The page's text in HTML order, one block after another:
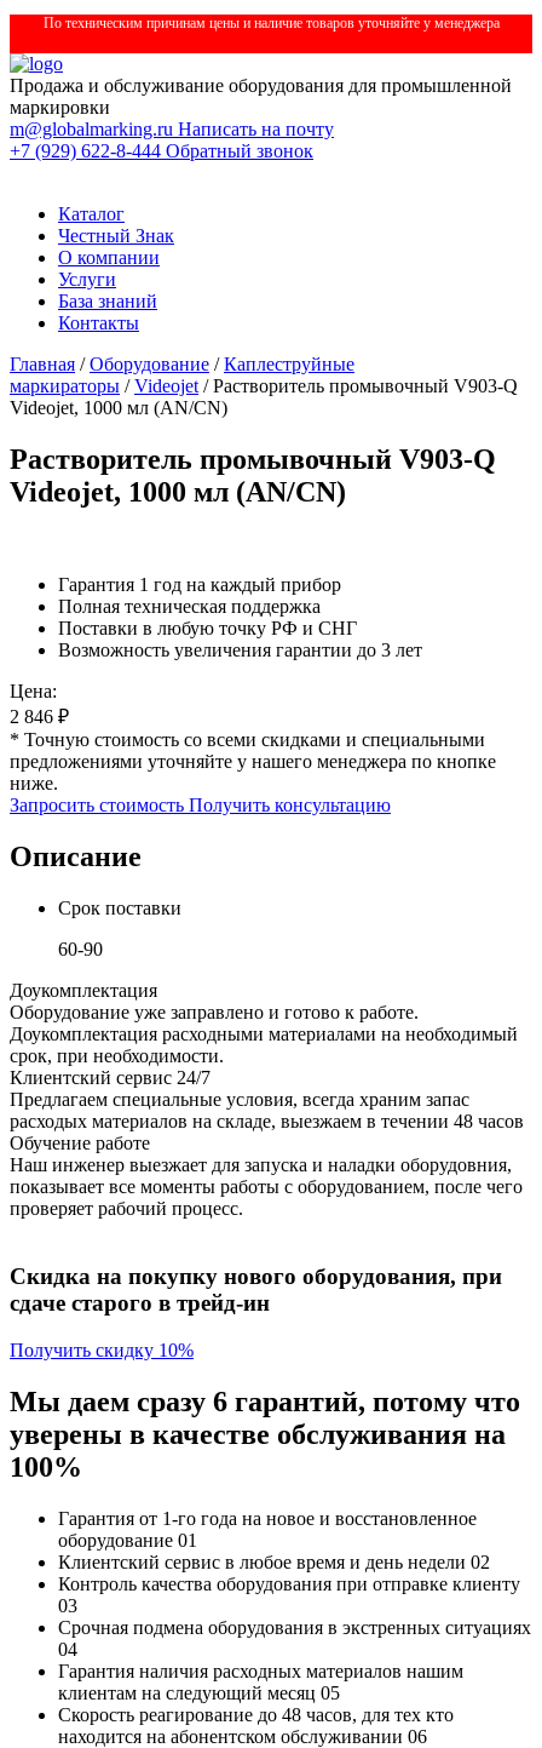
По техническим причинам цены и наличие товаров уточняйте у менеджера
Продажа и обслуживание оборудования для промышленной
маркировки
m@globalmarking.ru Написать на почту
+7 (929) 622-8-444 Обратный звонок
Каталог
Честный Знак
О компании
Услуги
База знаний
Контакты
Главная /Оборудование /Каплеструйные
маркираторы /Videojet / Растворитель промывочный V903-Q
Videojet, 1000 мл (AN/CN)
Растворитель промывочный V903-Q
Videojet, 1000 мл (AN/CN)
Гарантия 1 год на каждый прибор
Полная техническая поддержка
Поставки в любую точку РФ и СНГ
Возможность увеличения гарантии до 3 лет
Цена:
2 846 ₽
* Точную стоимость со всеми скидками и специальными
предложениями уточняйте у нашего менеджера по кнопке
ниже.
Запросить стоимость Получить консультацию
Описание
Срок поставки
60-90
Доукомплектация
Оборудование уже заправлено и готово к работе.
Доукомплектация расходными материалами на необходимый
срок, при необходимости.
Клиентский сервис 24/7
Предлагаем специальные условия, всегда храним запас
расходых материалов на складе, выезжаем в течении 48 часов
Обучение работе
Наш инженер выезжает для запуска и наладки оборудовния,
показывает все моменты работы с оборудованием, после чего
проверяет рабочий процесс.
Скидка на покупку нового оборудования, при
сдаче старого в трейд-ин
Получить скидку 10%
Мы даем сразу 6 гарантий, потому что
уверены в качестве обслуживания на
100%
Гарантия от 1-го года на новое и восстановленное
оборудование 01
Клиентский сервис в любое время и день недели 02
Контроль качества оборудования при отправке клиенту
03
Срочная подмена оборудования в экстренных ситуациях
04
Гарантия наличия расходных материалов нашим
клиентам на следующий месяц 05
Скорость реагирование до 48 часов, для тех кто
находится на абонентском обслуживании 06